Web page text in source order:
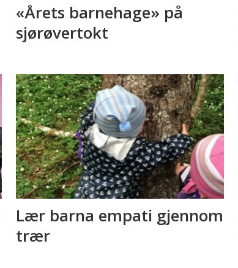
«Årets barnehage» på
sjørøvertokt
Lær barna empati gjennom
trær